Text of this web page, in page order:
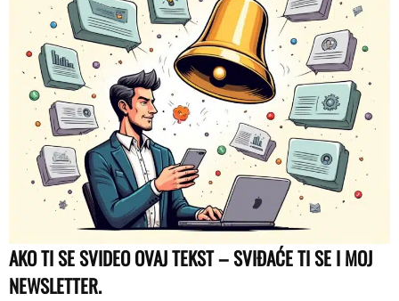
AKO TI SE SVIDEO OVAJ TEKST – SVIĐAĆE TI SE I MOJ
NEWSLETTER.